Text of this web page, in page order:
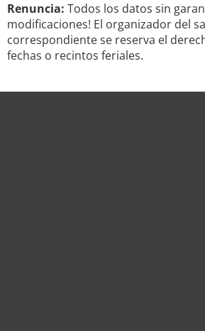
Renuncia: Todos los datos sin
modificaciones! El organizador del
correspondiente se reserva el
fechas o recintos feriales.